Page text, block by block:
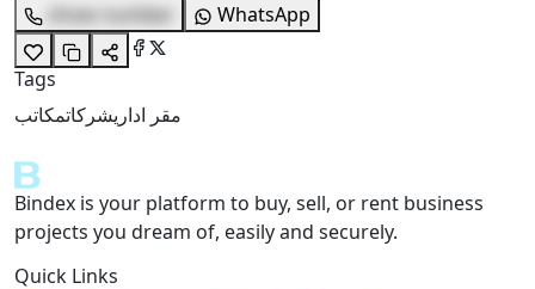
show number
WhatsApp
Tags
مقر اداريشركاتمكاتب
Bindex is your platform to buy, sell, or rent business
projects you dream of, easily and securely.
Quick Links